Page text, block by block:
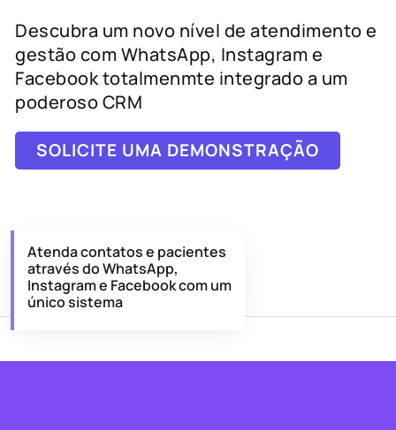
Descubra um novo nível de atendimento e
gestão com WhatsApp, Instagram e
Facebook totalmenmte integrado a um
poderoso CRM
SOLICITE UMA DEMONSTRAÇÃO
Atenda contatos e pacientes
através do WhatsApp,
Instagram e Facebook com um
único sistema